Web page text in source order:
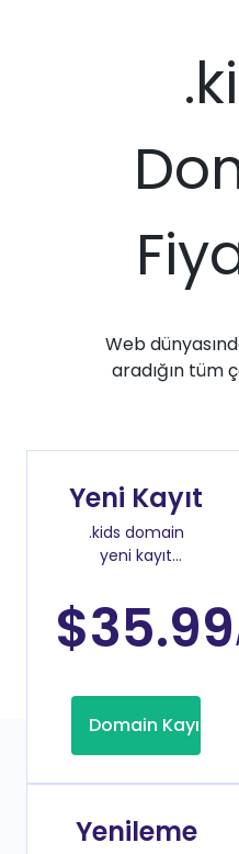
Web
aradığın tüm
Yeni Kayıt
.kids domain
yeni kayıt
$35.99
Domain Kayıt
Yenileme